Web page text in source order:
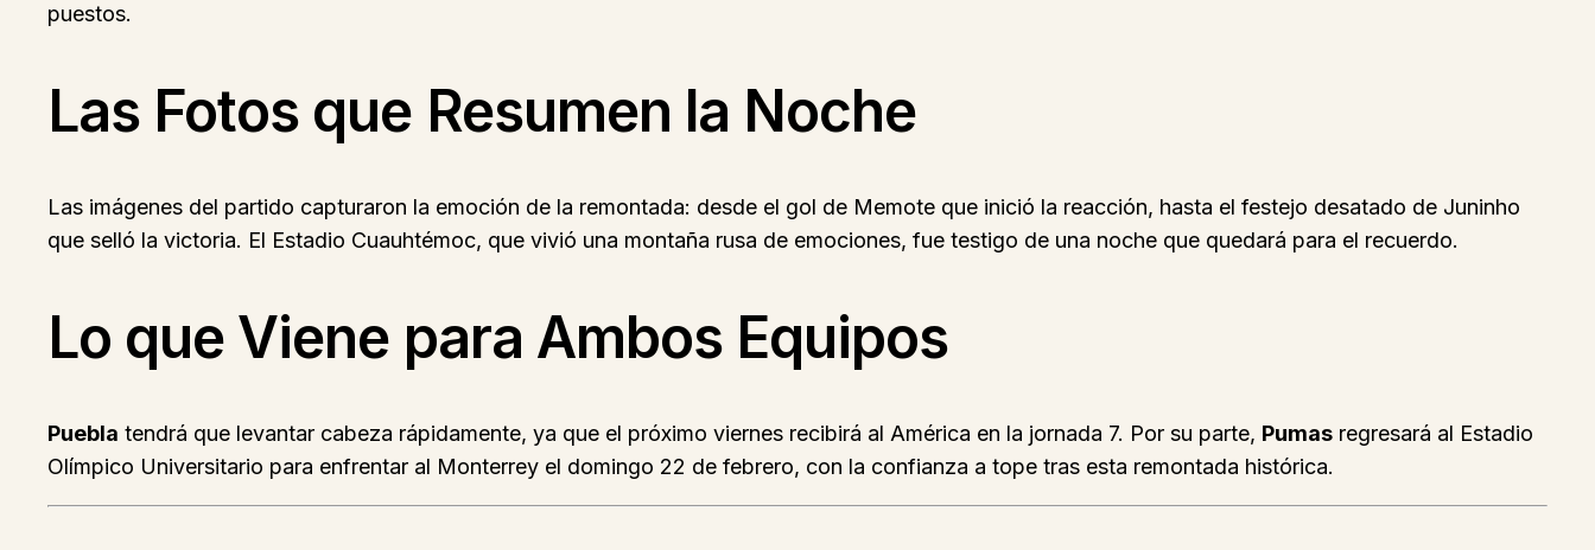
puestos.
Las Fotos que Resumen la Noche
Las imágenes del partido capturaron la emoción de la remontada: desde el gol de Memote que inició la reacción, hasta el festejo desatado de Juninho
que selló la victoria. El Estadio Cuauhtémoc, que vivió una montaña rusa de emociones, fue testigo de una noche que quedará para el recuerdo.
Lo que Viene para Ambos Equipos
Puebla tendrá que levantar cabeza rápidamente, ya que el próximo viernes recibirá al América en la jornada 7. Por su parte, Pumas regresará al Estadio
Olímpico Universitario para enfrentar al Monterrey el domingo 22 de febrero, con la confianza a tope tras esta remontada histórica.